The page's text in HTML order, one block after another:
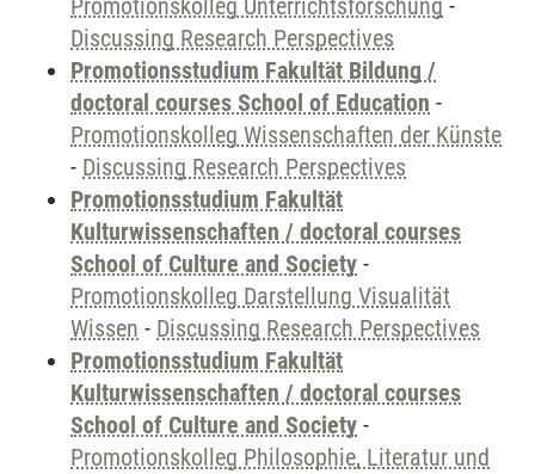
Promotionskolleg Unterrichtsforschung -
Discussing Research Perspectives
Promotionsstudium Fakultät Bildung /
doctoral courses School of Education -
Promotionskolleg Wissenschaften der Künste
- Discussing Research Perspectives
Promotionsstudium Fakultät
Kulturwissenschaften / doctoral courses
School of Culture and Society -
Promotionskolleg Darstellung Visualität
Wissen - Discussing Research Perspectives
Promotionsstudium Fakultät
Kulturwissenschaften / doctoral courses
School of Culture and Society -
Promotionskolleg Philosophie, Literatur und